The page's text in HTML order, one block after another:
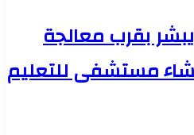
يبشر بقرب معالجة
مستشفى للتعليم